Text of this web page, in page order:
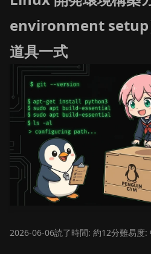
environment setup
道具一式
2026-06-06読了時間: 約12分難易度: